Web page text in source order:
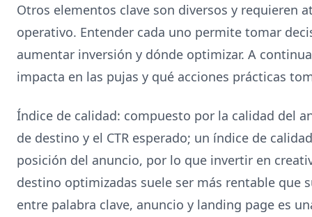
Otros elementos clave son diversos y requieren
operativo. Entender cada uno permite tomar
aumentar inversión y dónde optimizar. A
impacta en las pujas y qué acciones prácticas
Índice de calidad: compuesto por la calidad del
de destino y el CTR esperado; un índice de
posición del anuncio, por lo que invertir en
destino optimizadas suele ser más rentable que
entre palabra clave, anuncio y landing page es